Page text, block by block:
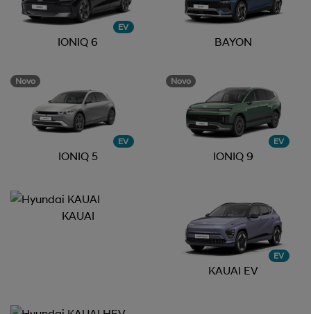
EV
IONIQ 6 BAYON
Novo
EV
IONIQ 5
Novo
EV
IONIQ 9
KAUAI
EV
KAUAI EV